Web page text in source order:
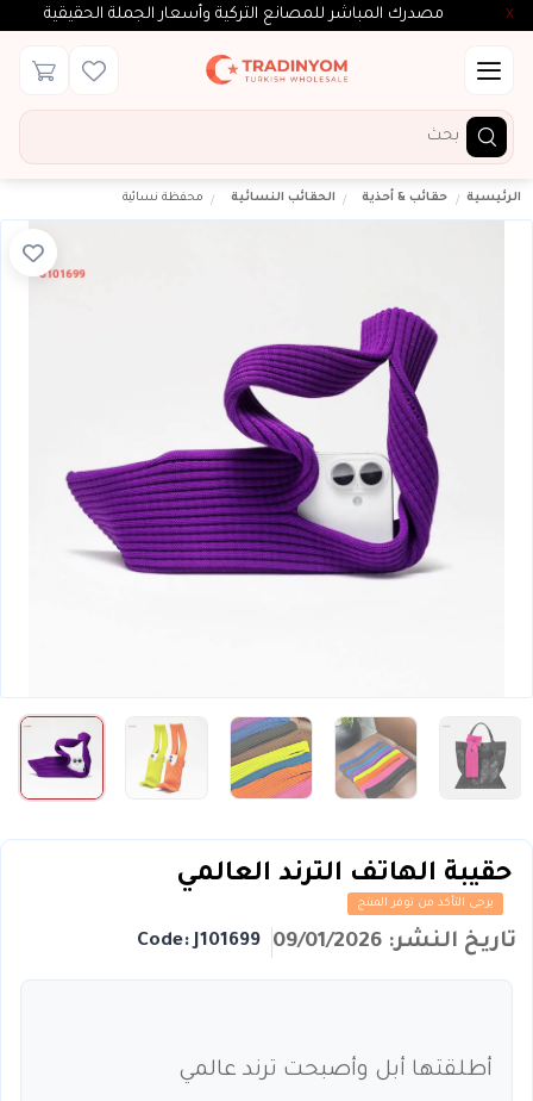
مصدرك المباشر للمصانع التركية وأسعار الجملة الحقيقية X
الرئيسية حقائب & أحذية الحقائب النسائية محفظة نسائية
حقيبة الهاتف الترند العالمي
يرجى التأكد من توفر المنتج
تاريخ النشر: 09/01/2026 Code: J101699
أطلقتها أبل وأصبحت ترند عالمي